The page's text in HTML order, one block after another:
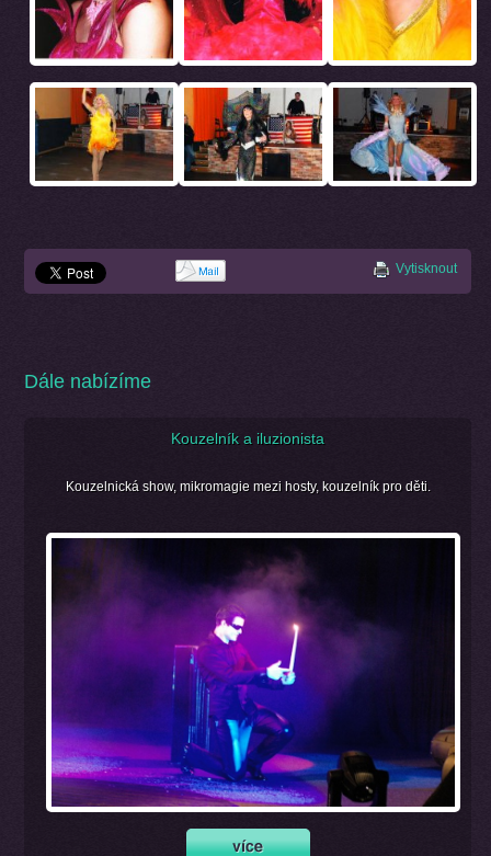
Vytisknout
Dále nabízíme
Kouzelník a iluzionista
Kouzelnická show, mikromagie mezi hosty, kouzelník pro děti.